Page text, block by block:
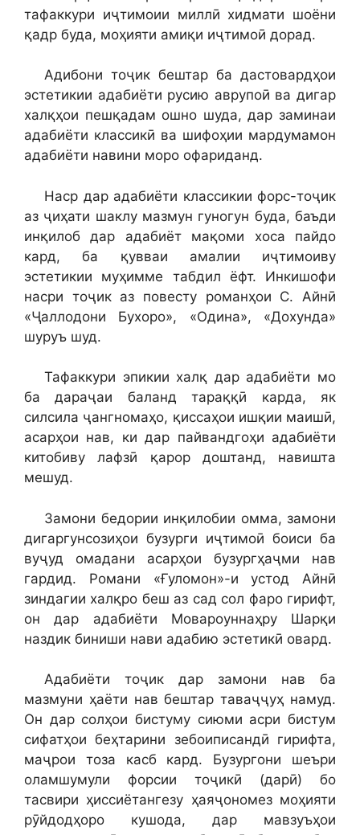
тафаккури иҷтимоии миллӣ хидмати шоёни
қадр буда, моҳияти амиқи иҷтимоӣ дорад.
Адибони тоҷик бештар ба дастовардҳои
эстетикии адабиёти русию аврупоӣ ва дигар
халқҳои пешқадам ошно шуда, дар заминаи
адабиёти классикӣ ва шифоҳии мардумамон
адабиёти навини моро офариданд.
Наср дар адабиёти классикии форс-тоҷик
аз ҷиҳати шаклу мазмун гуногун буда, баъди
инқилоб дар адабиёт мақоми хоса пайдо
кард, ба қувваи амалии иҷтимоиву
эстетикии муҳимме табдил ёфт. Инкишофи
насри тоҷик аз повесту романҳои С. Айнӣ
«Ҷаллодони Бухоро», «Одина», «Дохунда»
шуруъ шуд.
Тафаккури эпикии халқ дар адабиёти мо
ба дараҷаи баланд тараққӣ карда, як
силсила ҷангномаҳо, қиссаҳои ишқии маишӣ,
асарҳои нав, ки дар пайвандгоҳи адабиёти
китобиву лафзӣ қарор доштанд, навишта
мешуд.
Замони бедории инқилобии омма, замони
дигаргунсозиҳои бузурги иҷтимоӣ боиси ба
вуҷуд омадани асарҳои бузургҳаҷми нав
гардид. Романи «Ғуломон»-и устод Айнӣ
зиндагии халқро беш аз сад сол фаро гирифт,
он дар адабиёти Мовароуннаҳру Шарқи
наздик биниши нави адабию эстетикӣ овард.
Адабиёти тоҷик дар замони нав ба
мазмуни ҳаёти нав бештар таваҷҷуҳ намуд.
Он дар солҳои бистуму сиюми асри бистум
сифатҳои беҳтарини зебоиписандӣ гирифта,
маҷрои тоза касб кард. Бузургони шеъри
оламшумули форсии тоҷикӣ (дарӣ) бо
тасвири ҳиссиётангезу ҳаяҷономез моҳияти
рӯйдодҳоро кушода, дар мавзуъҳои